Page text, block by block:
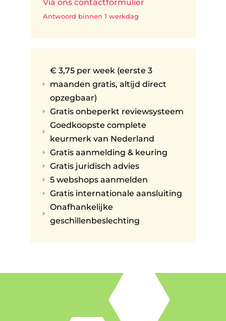
Via ons contactformulier
Antwoord binnen 1 werkdag
E
€ 3,75 per week (eerste 3
maanden gratis, altijd direct
opzegbaar)
E Gratis onbeperkt reviewsysteem
E
Goedkoopste complete
keurmerk van Nederland
E Gratis aanmelding & keuring
E Gratis juridisch advies
E 5 webshops aanmelden
E Gratis internationale aansluiting
E
Onafhankelijke
geschillenbeslechting